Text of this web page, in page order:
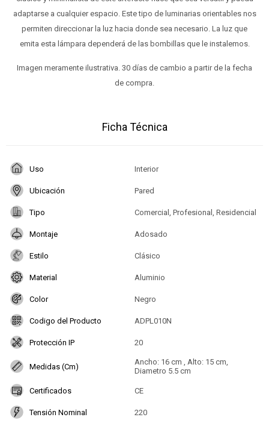
adaptarse a cualquier espacio. Este tipo de luminarias orientables nos
permiten direccionar la luz hacia donde sea necesario. La luz que
emita esta lámpara dependerá de las bombillas que le instalemos.
Imagen meramente ilustrativa. 30 días de cambio a partir de la fecha
de compra.
Ficha Técnica
Uso Interior
Ubicación Pared
Tipo Comercial, Profesional, Residencial
Montaje Adosado
Estilo Clásico
Material Aluminio
Color Negro
Codigo del Producto ADPL010N
Protección IP 20
Medidas (Cm)
Ancho: 16 cm , Alto: 15 cm,
Diametro 5.5 cm
Certificados CE
Tensión Nominal 220